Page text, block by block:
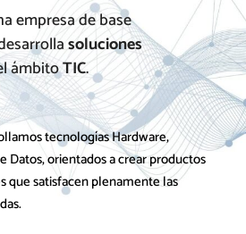
empresa de base
soluciones
ámbitoTIC.
tecnologías Hardware,
Datos, orientados a crear productos
que satisfacen plenamente las